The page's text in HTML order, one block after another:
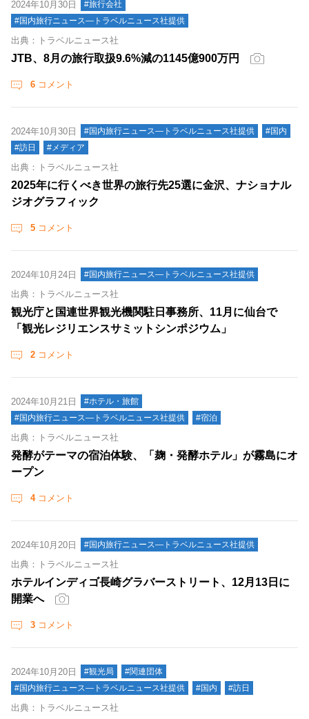
2024年10月30日
#旅行会社
#国内旅行ニュース―トラベルニュース社提供
出典：トラベルニュース社
JTB、8月の旅行取扱9.6%減の1145億900万円
6 コメント
2024年10月30日 #国内旅行ニュース―トラベルニュース社提供
#国内
#訪日
#メディア
出典：トラベルニュース社
2025年に行くべき世界の旅行先25選に金沢、ナショナル
ジオグラフィック
5 コメント
2024年10月24日 #国内旅行ニュース―トラベルニュース社提供
出典：トラベルニュース社
観光庁と国連世界観光機関駐日事務所、11月に仙台で
「観光レジリエンスサミットシンポジウム」
2 コメント
2024年10月21日
#ホテル・旅館
#国内旅行ニュース―トラベルニュース社提供
#宿泊
出典：トラベルニュース社
発酵がテーマの宿泊体験、「麹・発酵ホテル」が霧島にオ
ープン
4コメント
2024年10月20日 #国内旅行ニュース―トラベルニュース社提供
出典：トラベルニュース社
ホテルインディゴ長崎グラバーストリート、12月13日に
開業へ
3 コメント
2024年10月20日 #観光局
#関連団体
#国内旅行ニュース―トラベルニュース社提供
#国内 #訪日
出典：トラベルニュース社